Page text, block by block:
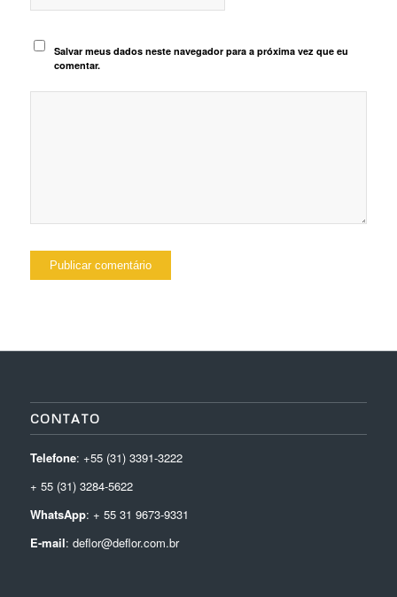
Salvar meus dados neste navegador para a próxima vez que eu
comentar.
CONTATO
Telefone: +55 (31) 3391-3222
+ 55 (31) 3284-5622
WhatsApp: + 55 31 9673-9331
E-mail: deflor@deflor.com.br